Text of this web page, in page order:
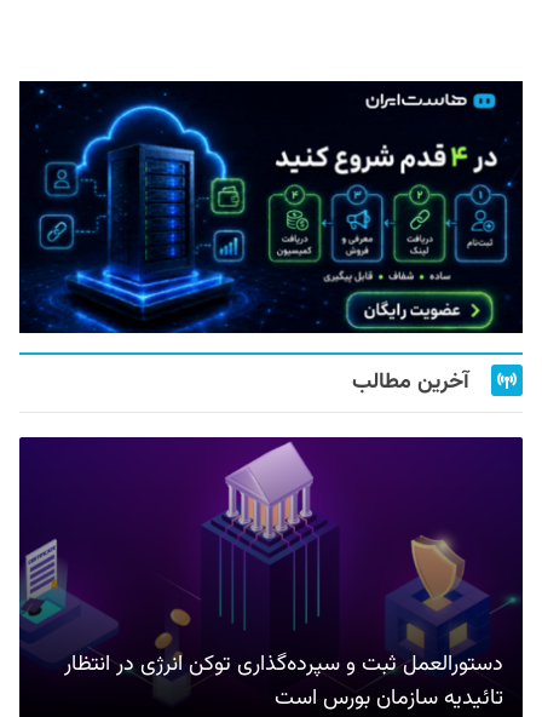
آخرین مطالب
دستورالعمل ثبت و سپرده‌گذاری توکن انرژی در انتظار
تائیدیه سازمان بورس است